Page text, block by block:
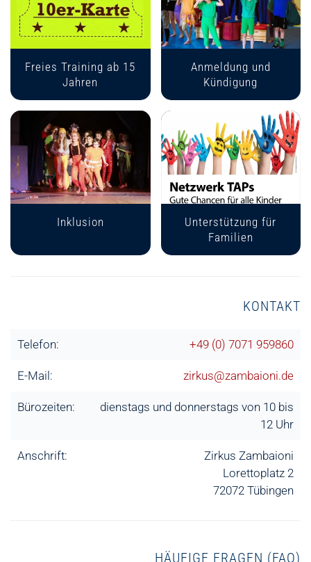
Freies Training ab 15
Jahren
Anmeldung und
Kündigung
Inklusion
Unterstützung für
Familien
KONTAKT
Telefon: +49 (0) 7071 959860
E-Mail: zirkus@zambaioni.de
Bürozeiten:
dienstags und donnerstags von 10 bis
12 Uhr
Anschrift:
Zirkus Zambaioni
Lorettoplatz 2
72072 Tübingen
HÄUFIGE FRAGEN (FAQ)